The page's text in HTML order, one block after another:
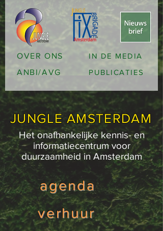
OVER ONS
IN DE MEDIA
ANBI/AVG
PUBLICATIES
JUNGLE AMSTERDAM
Het onafhankelijke kennis- en
informatiecentrum voor
duurzaamheid in Amsterdam
agenda
verhuur